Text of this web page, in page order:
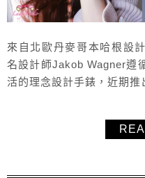
來自北歐丹麥哥本哈根設
名設計師Jakob Wagner遵
活的理念設計手錶，近期
中文官網使用一次